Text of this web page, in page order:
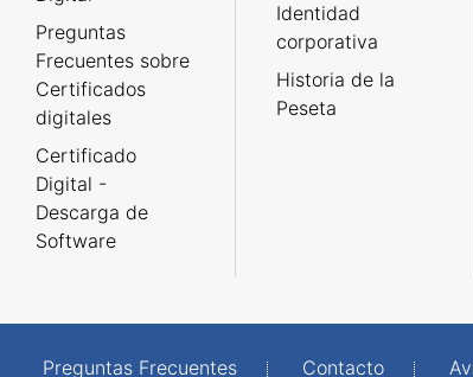
Preguntas
Frecuentes sobre
Certificados
digitales
Certificado
Digital -
Descarga de
Software
Identidad
corporativa
Historia de la
Peseta
Preguntas Frecuentes Contacto